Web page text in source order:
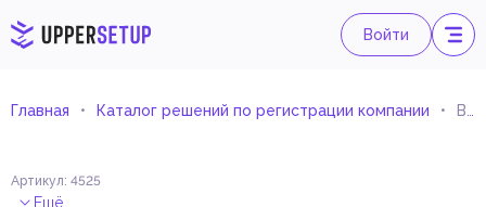
Войти
Главная Каталог решений по регистрации компании Визажист
Артикул: 4525
Ещё